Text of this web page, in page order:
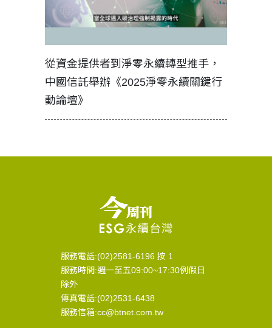
型推手，
續關鍵行
如何守護每個生命的轉折點？ 醫務社
工改變病患命運的真實故事
服務電話:(02)2581-6196 按 1
服務時間:週一至五09:00~17:30例假日
除外
傳真電話:(02)2531-6438
服務信箱:cc@btnet.com.tw